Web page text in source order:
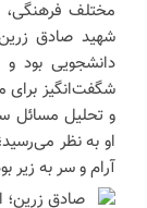
مختلف فرهنگی،
شهید صادق
دانشجویی بود
شگفت‌انگیز برای
و تحلیل مسائل
او به نظر
آرام و سر به زیر